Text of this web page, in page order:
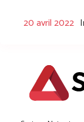
20 avril 2022